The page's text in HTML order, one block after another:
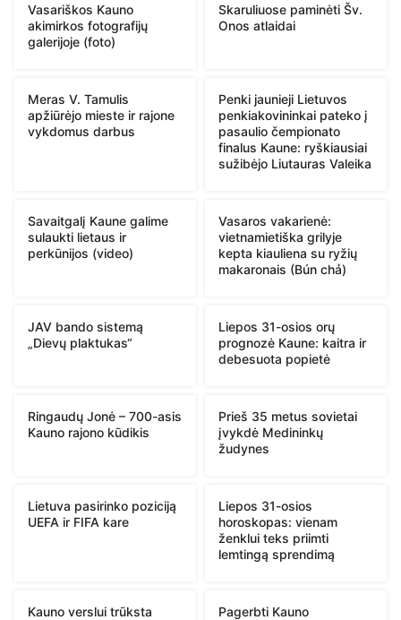
Vasariškos Kauno
akimirkos fotografijų
galerijoje (foto)
Skaruliuose paminėti Šv.
Onos atlaidai
Meras V. Tamulis
apžiūrėjo mieste ir rajone
vykdomus darbus
Penki jaunieji Lietuvos
penkiakovininkai pateko į
pasaulio čempionato
finalus Kaune: ryškiausiai
sužibėjo Liutauras Valeika
Savaitgalį Kaune galime
sulaukti lietaus ir
perkūnijos (video)
Vasaros vakarienė:
vietnamietiška grilyje
kepta kiauliena su ryžių
makaronais (Bún chả)
JAV bando sistemą
„Dievų plaktukas“
Liepos 31-osios orų
prognozė Kaune: kaitra ir
debesuota popietė
Ringaudų Jonė – 700-asis
Kauno rajono kūdikis
Prieš 35 metus sovietai
įvykdė Medininkų
žudynes
Lietuva pasirinko poziciją
UEFA ir FIFA kare
Liepos 31-osios
horoskopas: vienam
ženklui teks priimti
lemtingą sprendimą
Kauno verslui trūksta
Pagerbti Kauno